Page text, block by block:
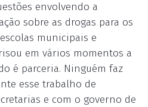
envolvendo a
sobre as drogas para os
municipais e
em vários momentos a
é parceria. Ninguém faz
esse trabalho de
e com o governo de